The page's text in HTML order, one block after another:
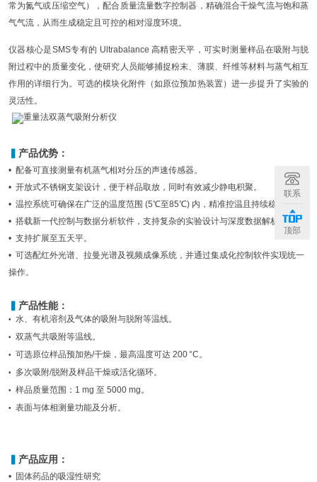
常为氮气或压缩空气），配合质量流量数字控制器，精确混合干燥气流与饱和蒸
气气流，从而生成稳定且可控的相对湿度环境。
仪器核心是SMS专有的 Ultrabalance 高精密天平，可实时测量样品在吸附与脱
附过程中的质量变化，使研究人员能够捕捉粉末、薄膜、纤维等材料与蒸气相互
作用的详细行为。可选的模块化附件（如原位预加热装置）进一步提升了实验的
灵活性。
产品优势：
• 配备可直接测量有机蒸气相对分压的声速传感器。
• 开放式不锈钢支架设计，便于样品取放，同时有效减少静电积聚。
• 温控系统可确保在广泛的温度范围 (5℃至85℃) 内，精准控温且持续稳定。
• 搭载新一代控制与数据分析软件，支持复杂的实验设计与深度数据解析。
• 支持扩展至五天平。
• 可选配红外光谱、拉曼光谱及视频成像系统，并通过集成化控制软件实现统一
操作。
产品性能：
• 水、有机溶剂及气体的吸附与脱附等温线。
• 双蒸气共吸附等温线。
• 可选原位样品预加热/干燥，最高温度可达 200 °C。
• 多次吸附/脱附及样品干燥或活化循环。
• 样品质量范围：1 mg 至 5000 mg。
• 表面与体相测量功能及分析。
产品应用：
• 固体药品的吸湿性研究
联系
顶部